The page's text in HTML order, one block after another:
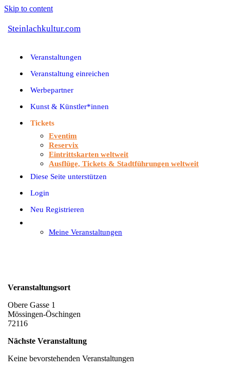
Skip to content
Steinlachkultur.com
Veranstaltungen
Veranstaltung einreichen
Werbepartner
Kunst & Künstler*innen
Tickets
Eventim
Reservix
Eintrittskarten weltweit
Ausflüge, Tickets & Stadtführungen weltweit
Diese Seite unterstützen
Login
Neu Registrieren
Meine Veranstaltungen
Veranstaltungsort
Obere Gasse 1
Mössingen-Öschingen
72116
Nächste Veranstaltung
Keine bevorstehenden Veranstaltungen